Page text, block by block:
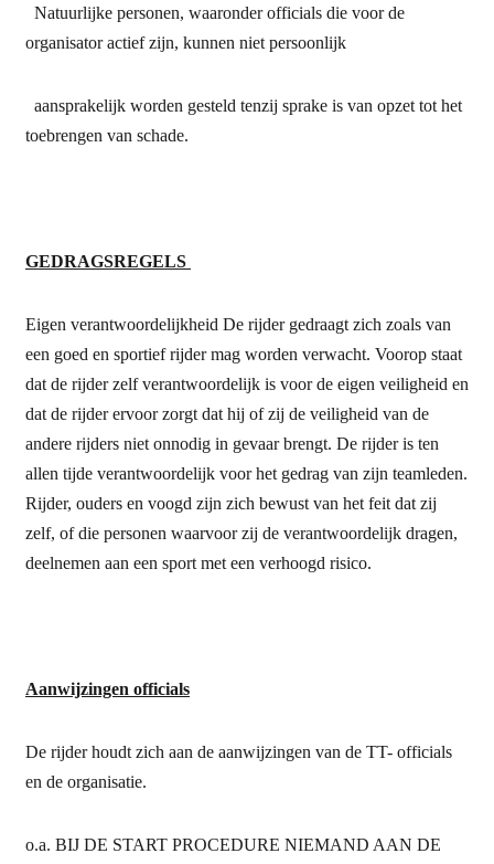
Natuurlijke personen, waaronder officials die voor de
organisator actief zijn, kunnen niet persoonlijk
aansprakelijk worden gesteld tenzij sprake is van opzet tot het
toebrengen van schade.
GEDRAGSREGELS
Eigen verantwoordelijkheid De rijder gedraagt zich zoals van
een goed en sportief rijder mag worden verwacht. Voorop staat
dat de rijder zelf verantwoordelijk is voor de eigen veiligheid en
dat de rijder ervoor zorgt dat hij of zij de veiligheid van de
andere rijders niet onnodig in gevaar brengt. De rijder is ten
allen tijde verantwoordelijk voor het gedrag van zijn teamleden.
Rijder, ouders en voogd zijn zich bewust van het feit dat zij
zelf, of die personen waarvoor zij de verantwoordelijk dragen,
deelnemen aan een sport met een verhoogd risico.
Aanwijzingen officials
De rijder houdt zich aan de aanwijzingen van de TT- officials
en de organisatie.
o.a. BIJ DE START PROCEDURE NIEMAND AAN DE